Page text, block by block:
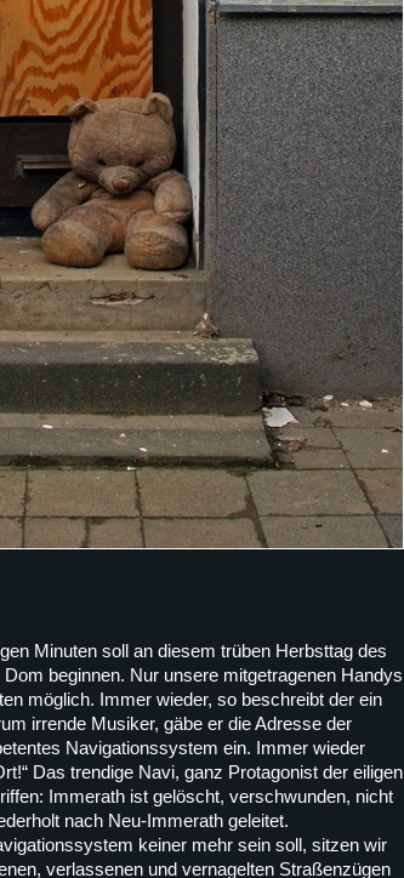
Minuten soll an diesem trüben Herbsttag des
beginnen. Nur unsere mitgetragenen Handys
möglich. Immer wieder, so beschreibt der ein
irrende Musiker, gäbe er die Adresse der
Navigationssystem ein. Immer wieder
Das trendige Navi, ganz Protagonist der eiligen
Immerath ist gelöscht, verschwunden, nicht
nach Neu-Immerath geleitet.
keiner mehr sein soll, sitzen wir
verlassenen und vernagelten Straßenzügen